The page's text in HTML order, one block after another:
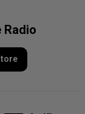
Radio